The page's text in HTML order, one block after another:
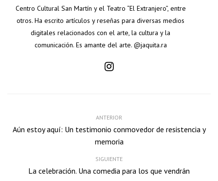
Centro Cultural San Martín y el Teatro “El Extranjero”, entre
otros. Ha escrito artículos y reseñas para diversas medios
digitales relacionados con el arte, la cultura y la
comunicación. Es amante del arte. @jaquita.ra
ANTERIOR
Aún estoy aquí: Un testimonio conmovedor de resistencia y
memoria
SIGUIENTE
La celebración. Una comedia para los que vendrán